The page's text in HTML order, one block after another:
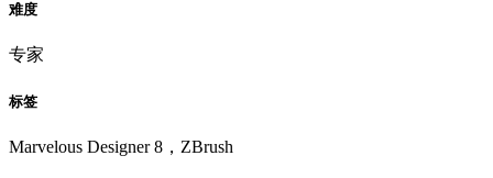
难度
专家
标签
Marvelous Designer 8，ZBrush